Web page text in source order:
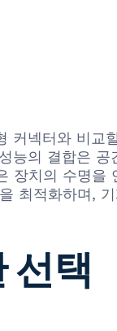
넥터와 비교
의 결합은
치의 수명
최적화하며,
선택